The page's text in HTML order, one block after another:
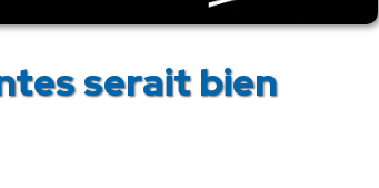
serait bien